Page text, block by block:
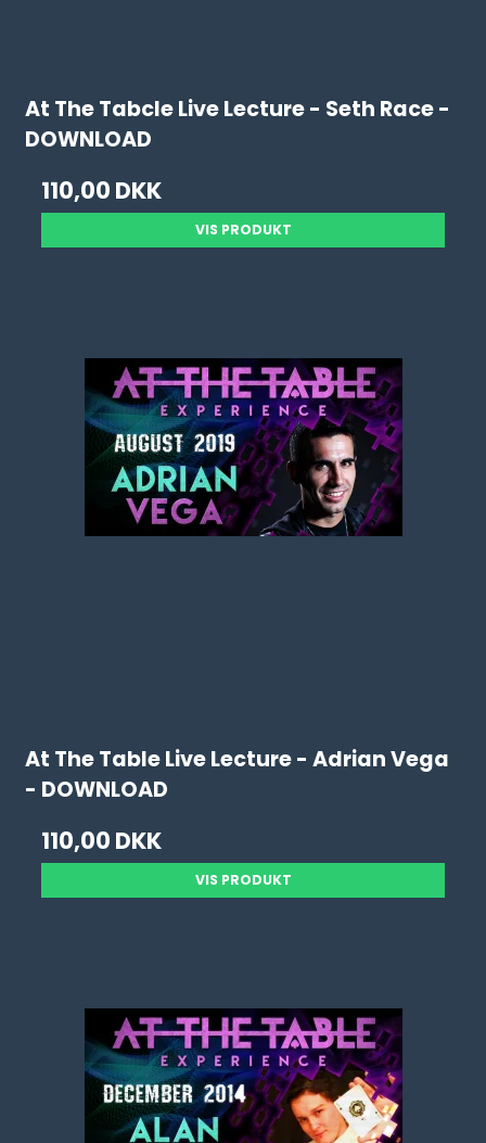
At The Tabcle Live Lecture - Seth Race -
DOWNLOAD
110,00 DKK
VIS PRODUKT
At The Table Live Lecture - Adrian Vega
- DOWNLOAD
110,00 DKK
VIS PRODUKT